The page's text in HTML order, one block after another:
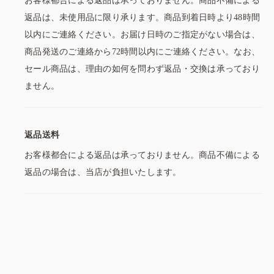
返品は、未使用品に限り承ります。商品到着日時より48時間
以内にご連絡ください。お届け日時のご指定がない場合は、
商品発送のご連絡から72時間以内にご連絡ください。なお、
セール商品は、理由の如何を問わず返品・交換は承っており
ません。
返品送料
お客様都合による返品は承っておりません。商品不備による
返品の場合は、当店が負担いたします。